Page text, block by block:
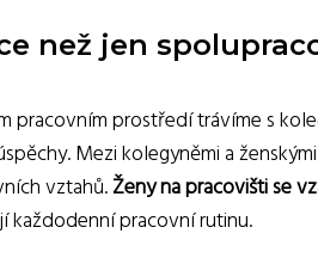
než jen
pracovním prostředí trávíme s
Mezi kolegyněmi a
vztahů.Ženy na pracovišti se
každodenní pracovní rutinu.